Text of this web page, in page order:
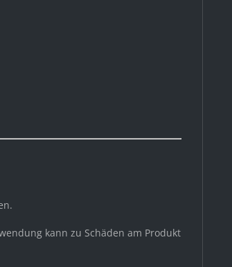
kann zu Schäden am Produkt